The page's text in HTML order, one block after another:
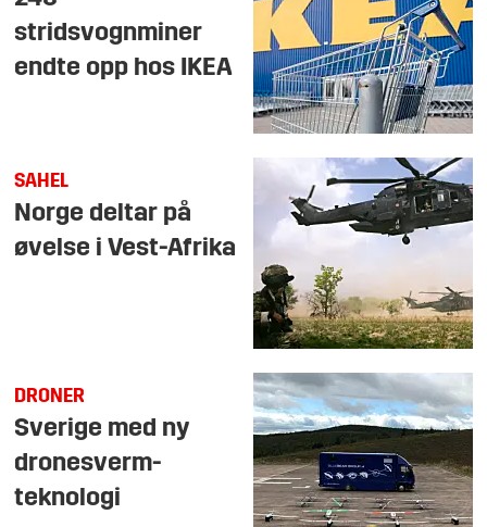
stridsvognminer
endte opp hos IKEA
SAHEL
Norge deltar på
øvelse i Vest-Afrika
DRONER
Sverige med ny
dronesverm-
teknologi